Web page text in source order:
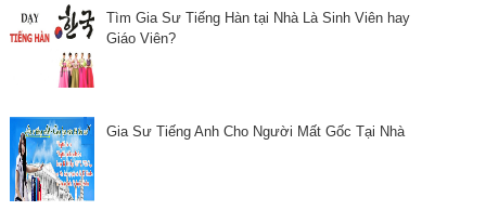
Tìm Gia Sư Tiếng Hàn tại Nhà Là Sinh Viên hay
Giáo Viên?
Gia Sư Tiếng Anh Cho Người Mất Gốc Tại Nhà